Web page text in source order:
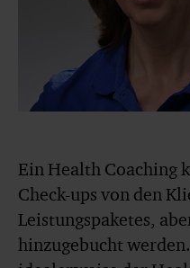
Ein Health Coaching
Check-ups von den
Leistungspaketes,
hinzugebucht